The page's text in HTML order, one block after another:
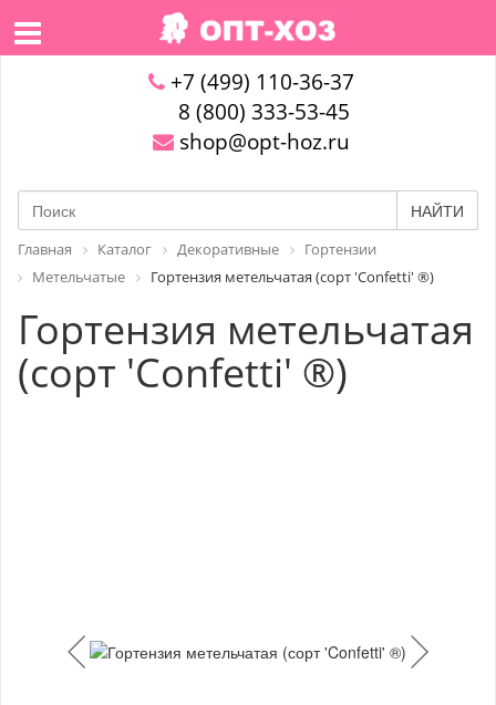
+7 (499) 110-36-37
8 (800) 333-53-45
shop@opt-hoz.ru
НАЙТИ
Главная Каталог Декоративные
Гортензии
Метельчатые
Гортензия метельчатая (сорт 'Confetti' ®)
Гортензия метельчатая
(сорт 'Confetti' ®)